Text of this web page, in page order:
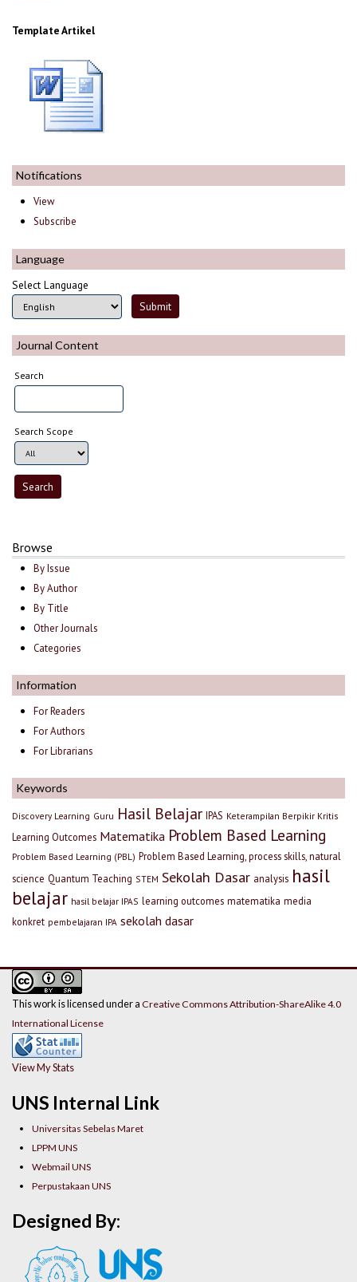
Template Artikel
Notifications
View
Subscribe
Language
Select Language
Journal Content
Search
Search Scope
Browse
By Issue
By Author
By Title
Other Journals
Categories
Information
For Readers
For Authors
For Librarians
Keywords
Discovery Learning Guru Hasil Belajar IPAS Keterampilan Berpikir Kritis
Learning Outcomes Matematika Problem Based Learning
Problem Based Learning (PBL) Problem Based Learning, process skills, natural
science Quantum Teaching STEM Sekolah Dasar analysis hasil
belajar hasil belajar IPAS learning outcomes matematika media
konkret pembelajaran IPA sekolah dasar
UNS Internal Link
Universitas Sebelas Maret
LPPM UNS
Webmail UNS
Perpustakaan UNS
This work is licensed under a Creative Commons Attribution-ShareAlike 4.0
International License
View My Stats
Designed By: